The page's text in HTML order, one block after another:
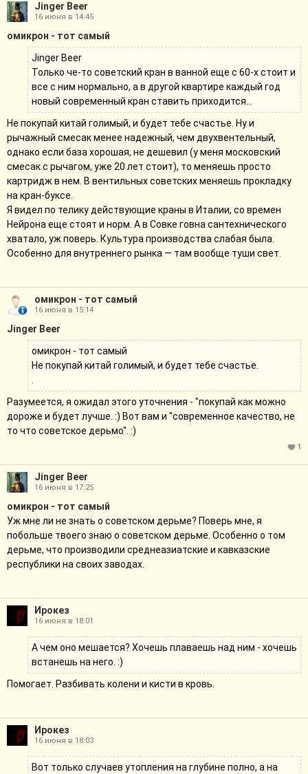
Jinger Beer
16 июня в 14:45
омикрон - тот самый
Jinger Beer
Только че-то советский кран в ванной еще с 60-х стоит и
все с ним нормально, а в другой квартире каждый год
новый современный кран ставить приходится...
Не покупай китай голимый, и будет тебе счастье. Ну и
рычажный смесак менее надежный, чем двухвентельный,
однако если база хорошая, не дешевил (у меня московский
смесак с рычагом, уже 20 лет стоит), то меняешь просто
картридж в нем. В вентильных советских меняешь прокладку
на кран-буксе.
Я видел по телику действующие краны в Италии, со времен
Нейрона еще стоят и норм. А в Совке говна сантехнического
хватало, уж поверь. Культура производства слабая была.
Особенно для внутреннего рынка — там вообще туши свет.
омикрон - тот самый
16 июня в 15:14
Jinger Beer
омикрон - тот самый
Не покупай китай голимый, и будет тебе счастье.
Разумеется, я ожидал этого уточнения - "покупай как можно
дороже и будет лучше. :) Вот вам и "современное качество, не
то что советское дерьмо". :)
1
Jinger Beer
16 июня в 17:25
омикрон - тот самый
Уж мне ли не знать о советском дерьме? Поверь мне, я
побольше твоего знаю о советском дерьме. Особенно о том
дерьме, что производили среднеазиатские и кавказские
республики на своих заводах.
Ирокез
16 июня в 18:01
А чем оно мешается? Хочешь плаваешь над ним - хочешь
встанешь на него. :)
Помогает. Разбивать колени и кисти в кровь.
Ирокез
16 июня в 18:03
Вот только случаев утопления на глубине полно, а на